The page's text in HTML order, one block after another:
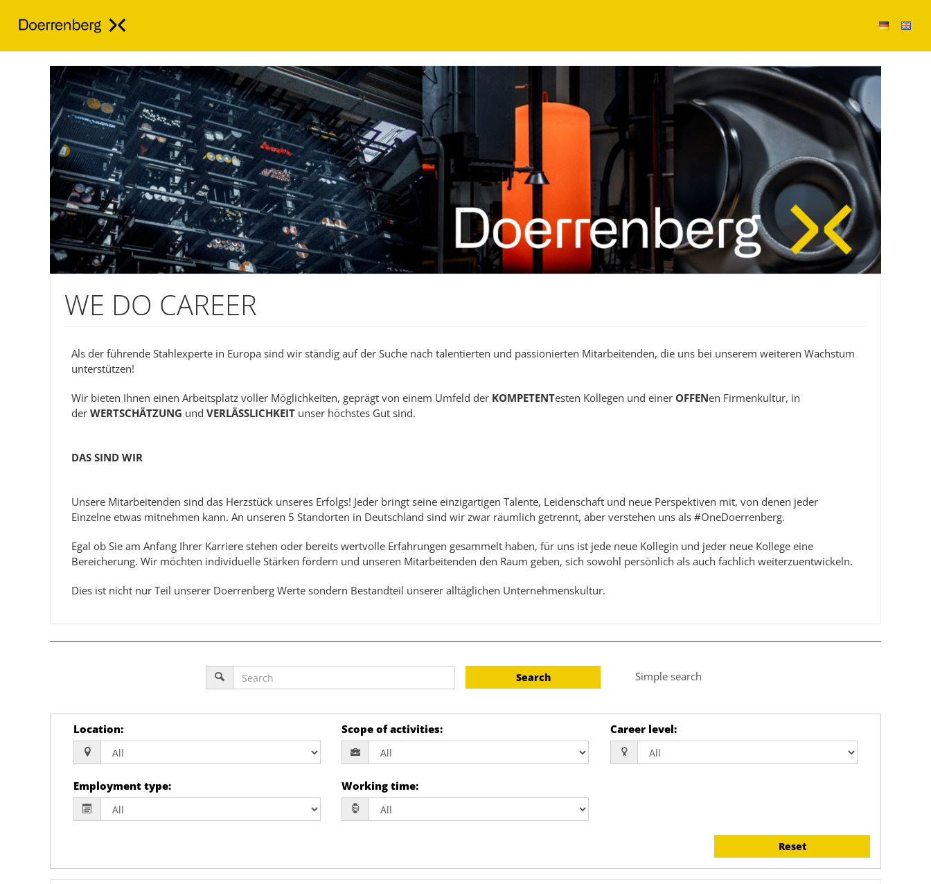
WE DO CAREER
Als der führende Stahlexperte in Europa sind wir ständig auf der Suche nach talentierten und passionierten Mitarbeitenden, die uns bei unserem weiteren Wachstum
unterstützen!
Wir bieten Ihnen einen Arbeitsplatz voller Möglichkeiten, geprägt von einem Umfeld der KOMPETENTesten Kollegen und einer OFFENen Firmenkultur, in
derWERTSCHÄTZUNG und VERLÄSSLICHKEIT unser höchstes Gut sind.
DAS SIND WIR
Unsere Mitarbeitenden sind das Herzstück unseres Erfolgs! Jeder bringt seine einzigartigen Talente, Leidenschaft und neue Perspektiven mit, von denen jeder
Einzelne etwas mitnehmen kann. An unseren 5 Standorten in Deutschland sind wir zwar räumlich getrennt, aber verstehen uns als #OneDoerrenberg.
Egal ob Sie am Anfang Ihrer Karriere stehen oder bereits wertvolle Erfahrungen gesammelt haben, für uns ist jede neue Kollegin und jeder neue Kollege eine
Bereicherung. Wir möchten individuelle Stärken fördern und unseren Mitarbeitenden den Raum geben, sich sowohl persönlich als auch fachlich weiterzuentwickeln.
Dies ist nicht nur Teil unserer Doerrenberg Werte sondern Bestandteil unserer alltäglichen Unternehmenskultur.
Search Simple search
Location: Scope of activities: Career level:
Employment type: Working time:
Reset